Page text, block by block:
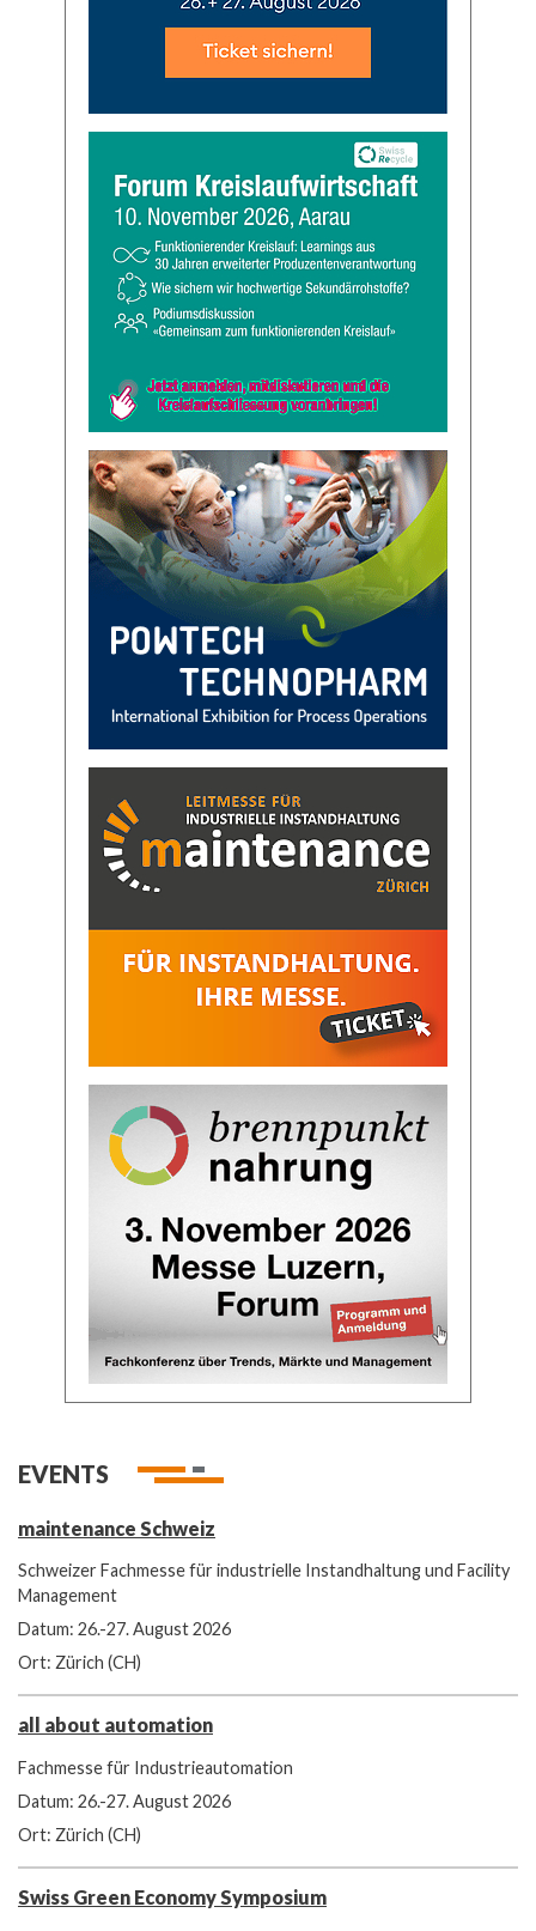
EVENTS
maintenance Schweiz
Schweizer Fachmesse für industrielle Instandhaltung und Facility
Management
Datum: 26.-27. August 2026
Ort: Zürich (CH)
all about automation
Fachmesse für Industrieautomation
Datum: 26.-27. August 2026
Ort: Zürich (CH)
Swiss Green Economy Symposium